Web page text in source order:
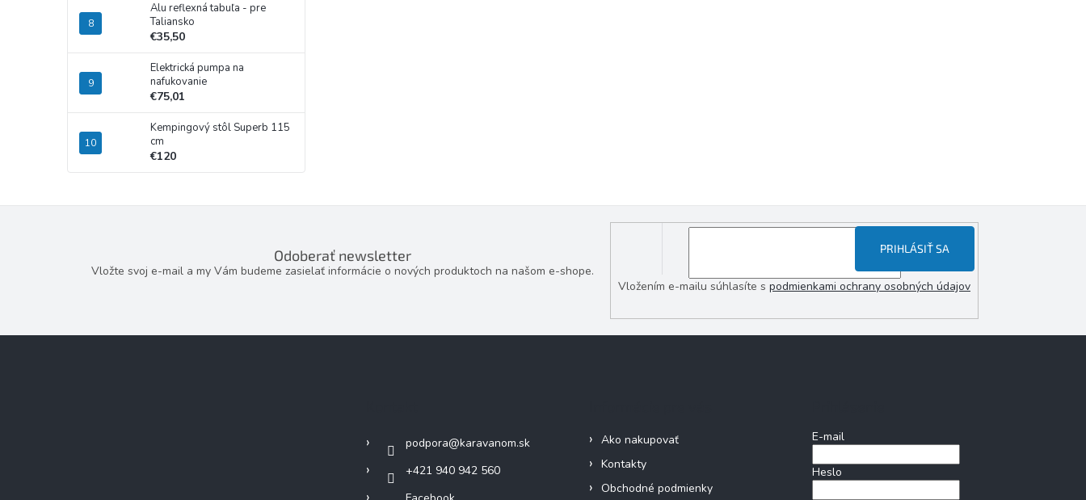
Alu reflexná tabuľa - pre
Taliansko
€35,50
Elektrická pumpa na
nafukovanie
€75,01
Kempingový stôl Superb 115
cm
€120
Odoberať newsletter
Vložte svoj e-mail a my Vám budeme zasielať informácie o nových produktoch na našom e-shope.
Vložením e-mailu súhlasíte s podmienkami ochrany osobných údajov
PRIHLÁSIŤ SA
podpora@karavanom.sk
+421 940 942 560
Ako nakupovať
Kontakty
Obchodné podmienky
E-mail
Heslo